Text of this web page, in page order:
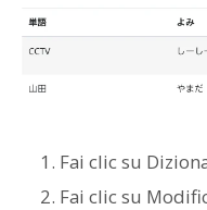
Fai clic su
Fai clic su